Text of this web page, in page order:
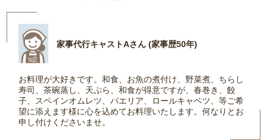
家事代行キャストAさん (家事歴50年)
お料理が大好きです。和食、お魚の煮付け、野菜煮、ちらし
寿司、茶碗蒸し、天ぷら、和食が得意ですが、春巻き、餃
子、スペインオムレツ、パエリア、ロールキャベツ、等ご希
望に添えます様に心を込めてお料理いたします。何なりとお
申し付けくださいませ。